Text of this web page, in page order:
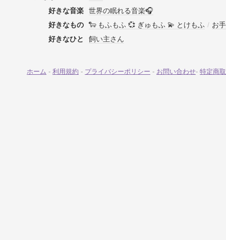
好きな音楽
世界の眠れる音楽🎧
好きなもの
🐑 もふもふ 💞 ぎゅもふ 💫 とけもふ / お
好きなひと
飼い主さん
ホーム - 利用規約 - プライバシーポリシー - お問い合わせ- 特定商